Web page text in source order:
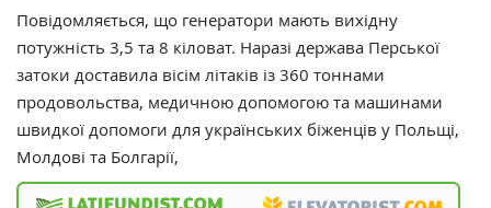
Повідомляється, що генератори мають вихідну
потужність 3,5 та 8 кіловат. Наразі держава Перської
затоки доставила вісім літаків із 360 тоннами
продовольства, медичною допомогою та машинами
швидкої допомоги для українських біженців у Польщі,
Молдові та Болгарії,